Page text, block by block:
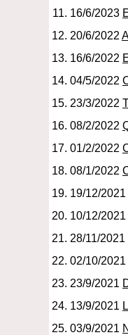
16/6/2023
20/6/2022
16/6/2022
04/5/2022
23/3/2022
08/2/2022
01/2/2022
08/1/2022
19/12/2021
10/12/2021
28/11/2021
02/10/2021
23/9/2021
13/9/2021
03/9/2021